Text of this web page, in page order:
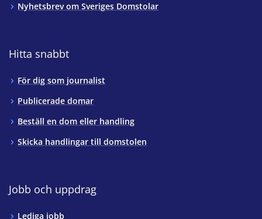
Nyhetsbrev om Sveriges Domstolar
Hitta snabbt
För dig som journalist
Publicerade domar
Beställ en dom eller handling
Skicka handlingar till domstolen
Jobb och uppdrag
Lediga jobb